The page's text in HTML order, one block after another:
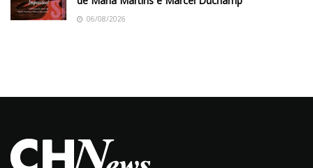
06/08/2026